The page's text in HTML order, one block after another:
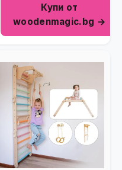
Купи от
woodenmagic.bg →